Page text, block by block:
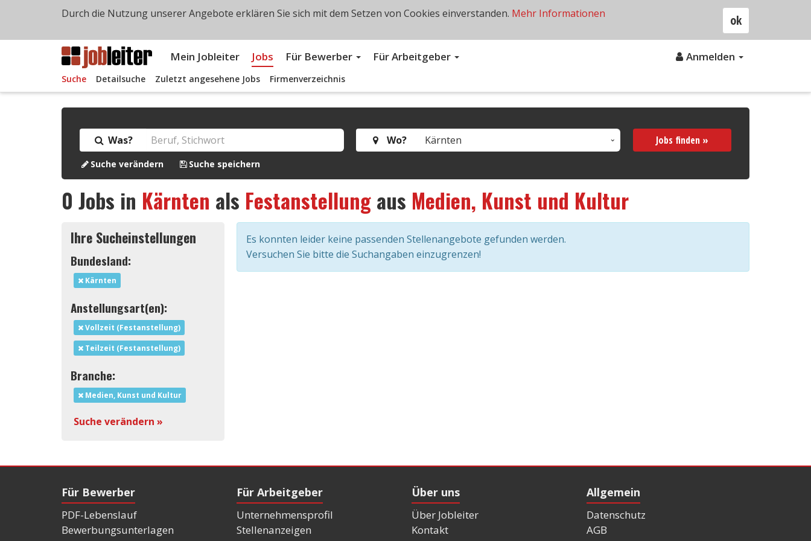
Mein Jobleiter Jobs Für Bewerber Für Arbeitgeber Anmelden
Suche Detailsuche Zuletzt angesehene Jobs Firmenverzeichnis
Was? Wo? Jobs finden »
Suche verändern Suche speichern
0 Jobs in Kärnten als Festanstellungaus Medien, Kunst und Kultur
Ihre Sucheinstellungen
Bundesland:
Kärnten
Anstellungsart(en):
Vollzeit (Festanstellung)
Teilzeit (Festanstellung)
Branche:
Medien, Kunst und Kultur
Suche verändern »
Es konnten leider keine passenden Stellenangebote gefunden werden.
Versuchen Sie bitte die Suchangaben einzugrenzen!
Für Bewerber
PDF-Lebenslauf
Bewerbungsunterlagen
Für Arbeitgeber
Unternehmensprofil
Stellenanzeigen
Über uns
Über Jobleiter
Kontakt
Allgemein
Datenschutz
AGB
ok
Durch die Nutzung unserer Angebote erklären Sie sich mit dem Setzen von Cookies einverstanden. Mehr Informationen